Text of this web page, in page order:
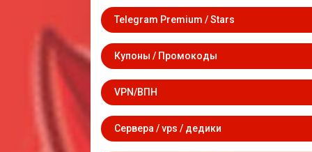
Telegram Premium / Stars
Купоны / Промокоды
VPN/ВПН
Сервера / vps / дедики